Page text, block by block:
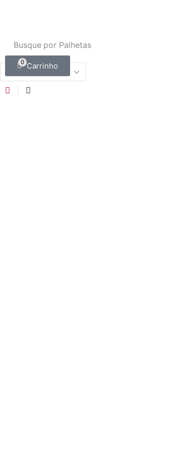
Busque por Palhetas
0 Carrinho